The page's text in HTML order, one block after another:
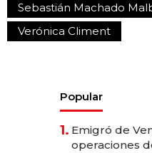
Sebastián Machado
Verónica Climent
Popular
1. Emigró de
operaciones